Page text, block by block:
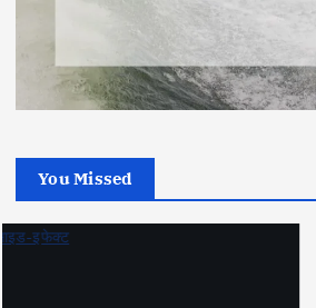
You Missed